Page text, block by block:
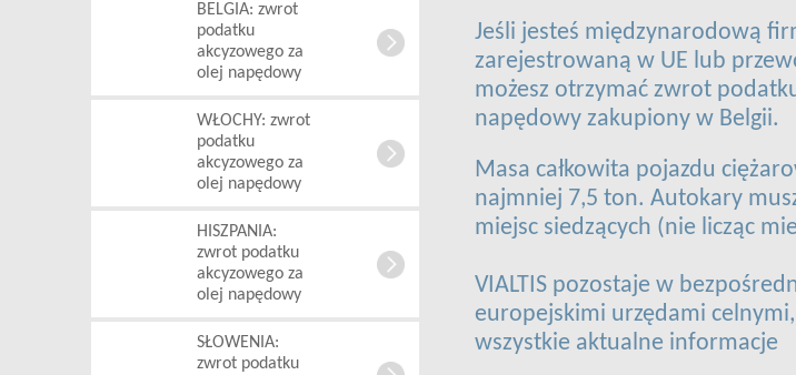
BELGIA: zwrot
podatku
akcyzowego za
olej napędowy
WŁOCHY: zwrot
podatku
akcyzowego za
olej napędowy
HISZPANIA:
zwrot podatku
akcyzowego za
olej napędowy
SŁOWENIA:
zwrot podatku
Jeśli jesteś międzynarodową
zarejestrowaną w UE lub
możesz otrzymać zwrot
napędowy zakupiony w Belgii.
Masa całkowita pojazdu
najmniej 7,5 ton. Autokary
miejsc siedzących (nie licząc
VIALTIS pozostaje w
europejskimi urzędami
wszystkie aktualne informacje